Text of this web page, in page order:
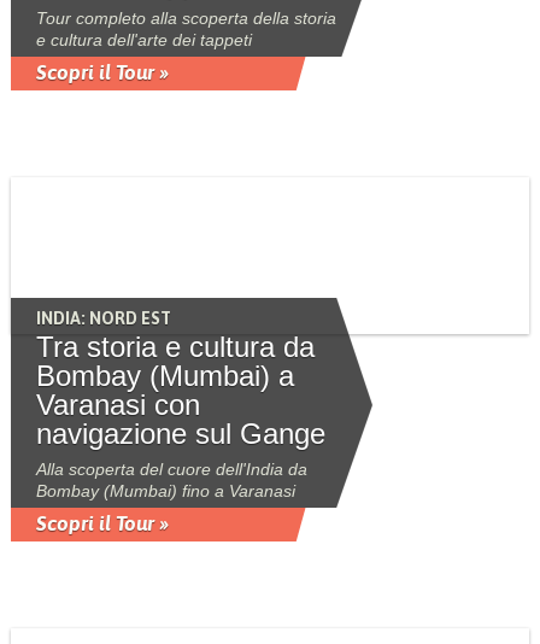
Tour completo alla scoperta della storia
e cultura dell'arte dei tappeti
Scopri il Tour »
INDIA: NORD EST
Tra storia e cultura da
Bombay (Mumbai) a
Varanasi con
navigazione sul Gange
Alla scoperta del cuore dell'India da
Bombay (Mumbai) fino a Varanasi
Scopri il Tour »